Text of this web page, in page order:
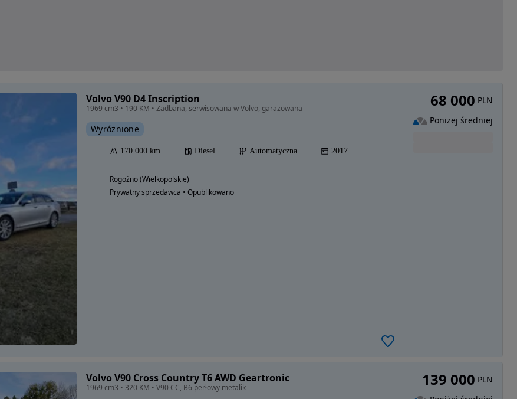
Volvo V90 D4 Inscription
1969 cm3 • 190 KM • Zadbana, serwisowana w Volvo, garazowana
Wyróżnione
170 000 km Diesel Automatyczna 2017
Rogoźno (Wielkopolskie)
Prywatny sprzedawca • Opublikowano
68 000 PLN
Poniżej średniej
Volvo V90 Cross Country T6 AWD Geartronic
1969 cm3 • 320 KM • V90 CC, B6 perłowy metalik 139 000 PLN